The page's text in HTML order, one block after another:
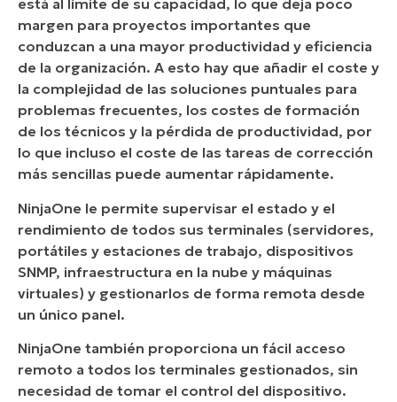
está al límite de su capacidad, lo que deja poco
margen para proyectos importantes que
conduzcan a una mayor productividad y eficiencia
de la organización. A esto hay que añadir el coste y
la complejidad de las soluciones puntuales para
problemas frecuentes, los costes de formación
de los técnicos y la pérdida de productividad, por
lo que incluso el coste de las tareas de corrección
más sencillas puede aumentar rápidamente.
NinjaOne le permite supervisar el estado y el
rendimiento de todos sus terminales (servidores,
portátiles y estaciones de trabajo, dispositivos
SNMP, infraestructura en la nube y máquinas
virtuales) y gestionarlos de forma remota desde
un único panel.
NinjaOne también proporciona un fácil acceso
remoto a todos los terminales gestionados, sin
necesidad de tomar el control del dispositivo.